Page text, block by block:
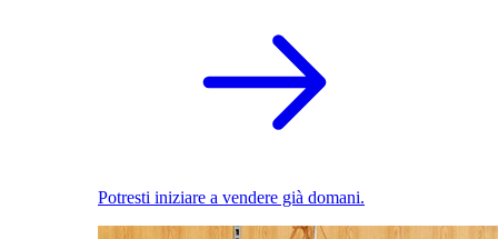
Potresti iniziare a vendere già domani.